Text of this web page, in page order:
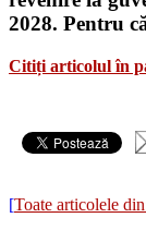
2028. Pentru
Citiți articolul în
[Toate articolele